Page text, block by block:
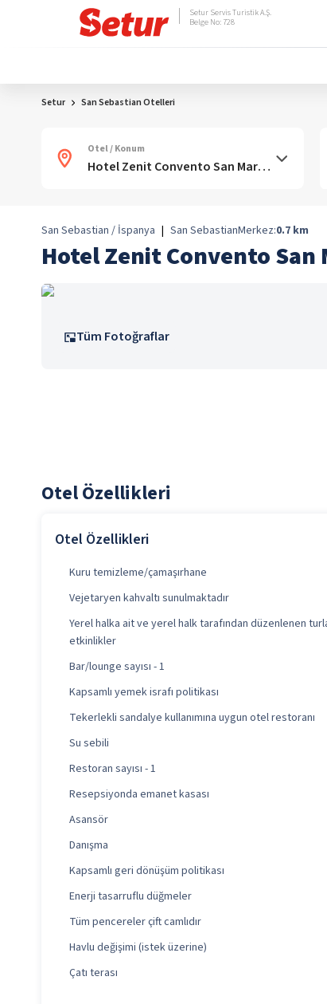
Setur Servis Turistik A.Ş.
Belge No: 728
Setur San Sebastian Otelleri
Otel / Konum
San Sebastian / İspanya | San SebastianMerkez:0.7 km
Hotel Zenit Convento
Tüm Fotoğraflar
Otel Özellikleri
Otel Özellikleri
Kuru temizleme/çamaşırhane
Vejetaryen kahvaltı sunulmaktadır
Yerel halka ait ve yerel halk tarafından düzenlenen
etkinlikler
Bar/lounge sayısı - 1
Kapsamlı yemek israfı politikası
Tekerlekli sandalye kullanımına uygun otel restoranı
Su sebili
Restoran sayısı - 1
Resepsiyonda emanet kasası
Asansör
Danışma
Kapsamlı geri dönüşüm politikası
Enerji tasarruflu düğmeler
Tüm pencereler çift camlıdır
Havlu değişimi (istek üzerine)
Çatı terası